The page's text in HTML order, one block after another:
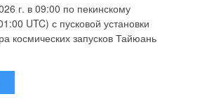
г. в 09:00 по пекинскому
UTC) с пусковой установки
космических запусков Тайюань